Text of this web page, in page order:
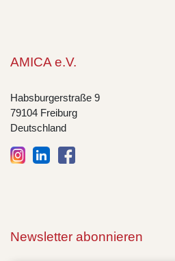
AMICA e.V.
Habsburgerstraße 9
79104 Freiburg
Deutschland
Newsletter abonnieren